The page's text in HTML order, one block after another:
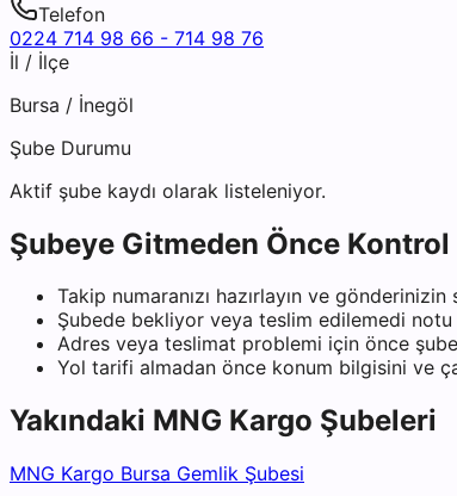
Telefon
0224 714 98 66 - 714 98 76
İl / İlçe
Bursa / İnegöl
Şube Durumu
Aktif şube kaydı olarak listeleniyor.
Şubeye Gitmeden Önce Kontrol
Takip numaranızı hazırlayın ve
Şubede bekliyor veya teslim edilemedi
Adres veya teslimat problemi için önce
Yol tarifi almadan önce konum bilgisini ve
Yakındaki MNG Kargo Şubeleri
MNG Kargo Bursa Gemlik Şubesi